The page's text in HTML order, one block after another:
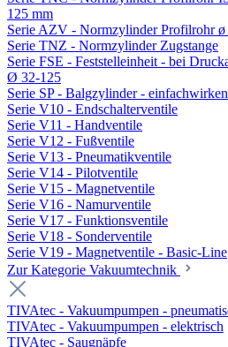
125 mm
Serie AZV - Normzylinder Profilrohr ø
Serie TNZ - Normzylinder Zugstange
Serie FSE - Feststelleinheit - bei
Ø 32-125
Serie SP - Balgzylinder -
Serie V10 - Endschalterventile
Serie V11 - Handventile
Serie V12 - Fußventile
Serie V13 - Pneumatikventile
Serie V14 - Pilotventile
Serie V15 - Magnetventile
Serie V16 - Namurventile
Serie V17 - Funktionsventile
Serie V18 - Sonderventile
Serie V19 - Magnetventile - Basic-Line
Zur Kategorie Vakuumtechnik
TIVAtec - Vakuumpumpen -
TIVAtec - Vakuumpumpen - elektrisch
TIVAtec - Saugnäpfe